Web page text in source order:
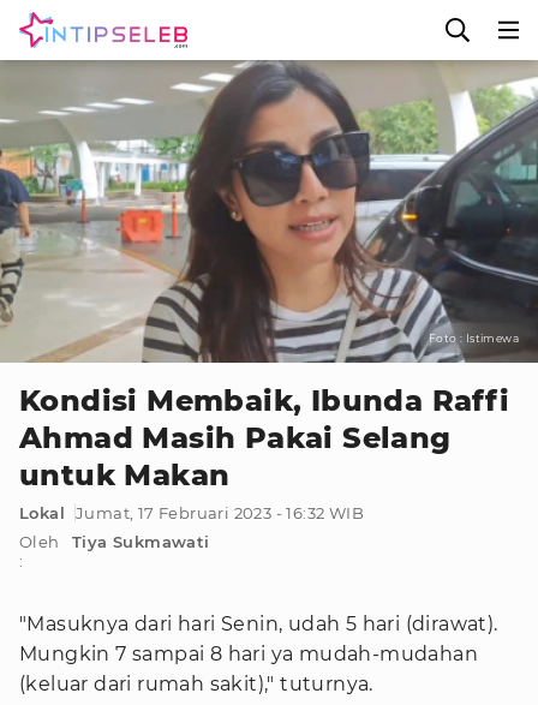
Foto : Istimewa
Kondisi Membaik, Ibunda Raffi
Ahmad Masih Pakai Selang
untuk Makan
Lokal
Jumat, 17 Februari 2023 - 16:32 WIB
Oleh
:
Tiya Sukmawati
"Masuknya dari hari Senin, udah 5 hari (dirawat).
Mungkin 7 sampai 8 hari ya mudah-mudahan
(keluar dari rumah sakit)," tuturnya.